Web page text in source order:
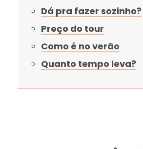
Dá pra fazer sozinho?
Preço do tour
Como é no verão
Quanto tempo leva?